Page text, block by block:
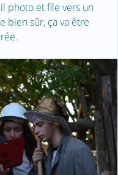
photo et file vers un
bien sûr, ça va être